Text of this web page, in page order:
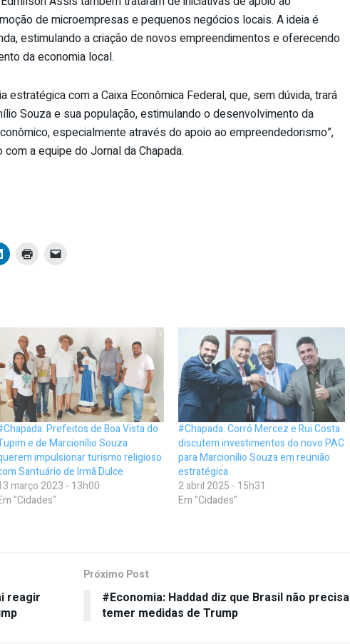
de microempresas e pequenos negócios locais. A ideia é
estimulando a criação de novos empreendimentos e oferecendo
da economia local.
estratégica com a Caixa Econômica Federal, que, sem dúvida, trará
Souza e sua população, estimulando o desenvolvimento da
especialmente através do apoio ao empreendedorismo”,
a equipe do Jornal da Chapada.
Prefeitos de Boa Vista do
e de Marcionílio Souza
impulsionar turismo religioso
Santuário de Irmã Dulce
março 2023 - 13h00
"Cidades"
#Chapada: Corró Mercez e Rui Costa
discutem investimentos do novo PAC
para Marcionílio Souza em reunião
estratégica
2 abril 2025 - 15h31
Em "Cidades"
reagir
Próximo Post
#Economia: Haddad diz que Brasil não precisa
temer medidas de Trump